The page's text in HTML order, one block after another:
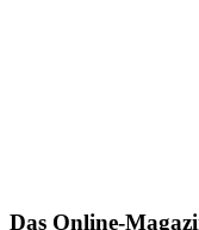
Das Online-